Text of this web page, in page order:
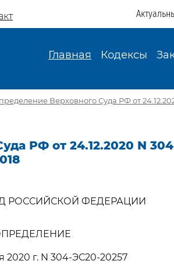
Главная Кодексы
Верховного Суда РФ от
РФ от 24.12.2020 N
РОССИЙСКОЙ ФЕДЕРАЦИИ
2020 г. N 304-ЭС20-20257